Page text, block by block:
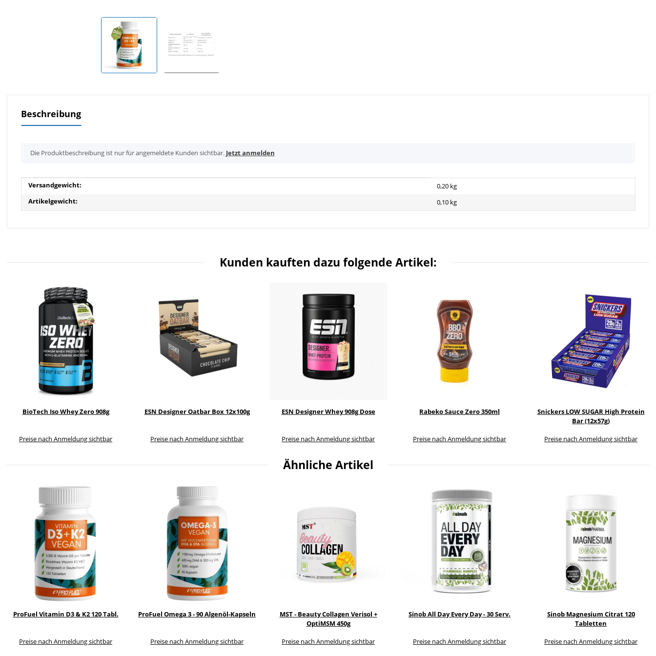
Beschreibung
x
Die Produktbeschreibung ist nur für angemeldete Kunden sichtbar. Jetzt anmelden
Produkteigenschaft
Wert
Versandgewicht:
0,20 kg
Artikelgewicht:
0,10 kg
Kunden kauften dazu folgende Artikel:
BioTech Iso Whey Zero 908g
Preise nach Anmeldung sichtbar
ESN Designer Oatbar Box 12x100g
Preise nach Anmeldung sichtbar
ESN Designer Whey 908g Dose
Preise nach Anmeldung sichtbar
Rabeko Sauce Zero 350ml
Preise nach Anmeldung sichtbar
Snickers LOW SUGAR High Protein
Bar (12x57g)
Preise nach Anmeldung sichtbar
Ähnliche Artikel
ProFuel Vitamin D3 & K2 120 Tabl.
Preise nach Anmeldung sichtbar
ProFuel Omega 3 - 90 Algenöl-Kapseln
Preise nach Anmeldung sichtbar
MST - Beauty Collagen Verisol +
OptiMSM 450g
Preise nach Anmeldung sichtbar
Sinob All Day Every Day - 30 Serv.
Preise nach Anmeldung sichtbar
Sinob Magnesium Citrat 120
Tabletten
Preise nach Anmeldung sichtbar